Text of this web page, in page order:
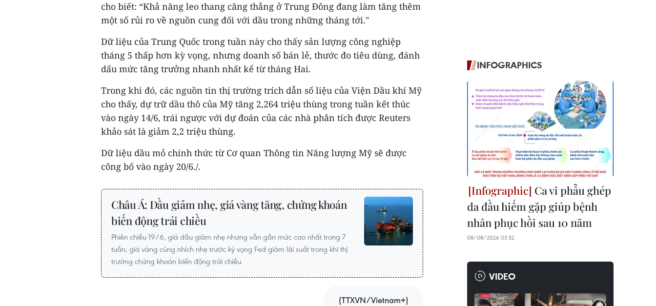
cho biết: “Khả năng leo thang căng thẳng ở Trung Đông đang làm tăng thêm
một số rủi ro về nguồn cung đối với dầu trong những tháng tới."
Dữ liệu của Trung Quốc trong tuần này cho thấy sản lượng công nghiệp
tháng 5 thấp hơn kỳ vọng, nhưng doanh số bán lẻ, thước đo tiêu dùng, đánh
dấu mức tăng trưởng nhanh nhất kể từ tháng Hai.
Trong khi đó, các nguồn tin thị trường trích dẫn số liệu của Viện Dầu khí Mỹ
cho thấy, dự trữ dầu thô của Mỹ tăng 2,264 triệu thùng trong tuần kết thúc
vào ngày 14/6, trái ngược với dự đoán của các nhà phân tích được Reuters
khảo sát là giảm 2,2 triệu thùng.
Dữ liệu dầu mỏ chính thức từ Cơ quan Thông tin Năng lượng Mỹ sẽ được
công bố vào ngày 20/6./.
Châu Á: Dầu giảm nhẹ, giá vàng tăng, chứng khoán
biến động trái chiều
Phiên chiều 19/6, giá dầu giảm nhẹ nhưng vẫn gần mức cao nhất trong 7
tuần; giá vàng cũng nhích nhẹ trước kỳ vọng Fed giảm lãi suất trong khi thị
trường chứng khoán biến động trái chiều.
(TTXVN/Vietnam+)
INFOGRAPHICS
Ca vi phẫu ghép
da đầu hiếm gặp giúp bệnh
nhân phục hồi sau 10 năm
08/08/2026 03:52
VIDEO